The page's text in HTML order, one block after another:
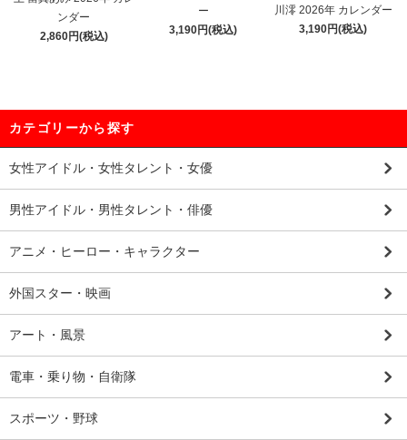
ンダー
2,860円(税込)
ー
3,190円(税込)
川澪 2026年 カレンダー
3,190円(税込)
カテゴリーから探す
女性アイドル・女性タレント・女優
男性アイドル・男性タレント・俳優
アニメ・ヒーロー・キャラクター
外国スター・映画
アート・風景
電車・乗り物・自衛隊
スポーツ・野球